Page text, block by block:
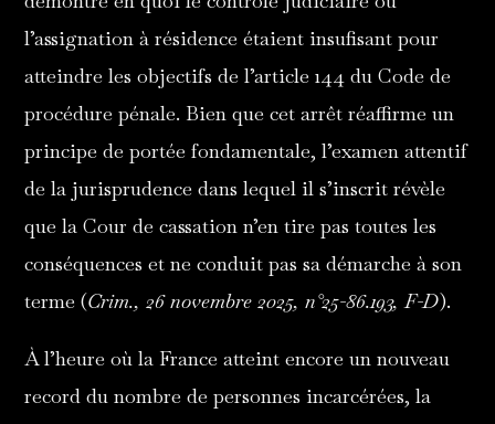
l’assignation à résidence étaient insufisant pour
atteindre les objectifs de l’article 144 du Code de
procédure pénale. Bien que cet arrêt réaffirme un
principe de portée fondamentale, l’examen attentif
de la jurisprudence dans lequel il s’inscrit révèle
que la Cour de cassation n’en tire pas toutes les
conséquences et ne conduit pas sa démarche à son
terme (Crim., 26 novembre 2025, n°25-86.193, F-D).
À l’heure où la France atteint encore un nouveau
record du nombre de personnes incarcérées, la